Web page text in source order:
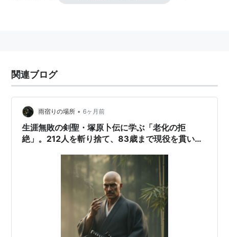
第2回~最終回 18時45分~19時28分（43分）
キャスト
堺雅人
安田顕
スタッフ
「塚原卜伝十二番勝負」
山本むつみ、高山直也
つかはらぼくでん
関連ブログ
雨宿りの場所 • 6ヶ月前
生涯無敗の剣聖・塚原卜伝に学ぶ「老化の拒
絶」。212人を斬り捨て、83歳まで現役を貫いた